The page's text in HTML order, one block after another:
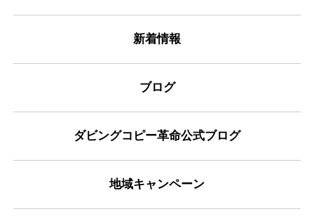
新着情報
ブログ
ダビングコピー革命公式ブログ
地域キャンペーン